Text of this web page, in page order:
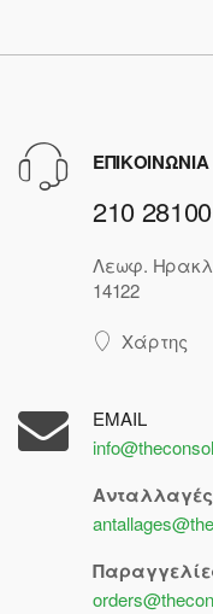
ΕΠΙΚΟΙΝΩΝΙΑ
210
Λεωφ.
14122
Χάρτης
EMAIL
Ανταλλαγές